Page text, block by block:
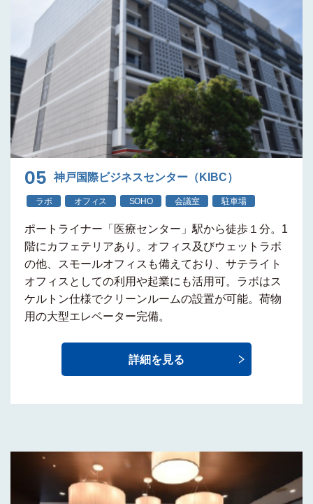
05 神戸国際ビジネスセンター（KIBC）
ラボ オフィス SOHO 会議室 駐車場
ポートライナー 「医療センター」駅から徒歩１分。1
階にカフェテリアあり。 オフィス及びウェットラボ
の他、スモールオフィス も備えており、サテライト
オフィスとしての利用や起業にも活用可。ラボはス
ケルトン仕様でクリーンルームの設置が可能。 荷物
用の大型エレベーター完備。
詳細を見る